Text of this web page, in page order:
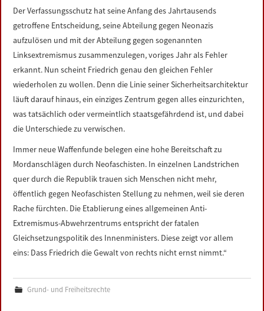
LINKS
DATENSCHUTZERKLÄRUNG
IMPRESSUM
Der Verfassungsschutz hat seine Anfang des Jahrtausends
getroffene Entscheidung, seine Abteilung gegen Neonazis
aufzulösen und mit der Abteilung gegen sogenannten
Linksextremismus zusammenzulegen, voriges Jahr als Fehler
erkannt. Nun scheint Friedrich genau den gleichen Fehler
wiederholen zu wollen. Denn die Linie seiner Sicherheitsarchitektur
läuft darauf hinaus, ein einziges Zentrum gegen alles einzurichten,
was tatsächlich oder vermeintlich staatsgefährdend ist, und dabei
die Unterschiede zu verwischen.
Immer neue Waffenfunde belegen eine hohe Bereitschaft zu
Mordanschlägen durch Neofaschisten. In einzelnen Landstrichen
quer durch die Republik trauen sich Menschen nicht mehr,
öffentlich gegen Neofaschisten Stellung zu nehmen, weil sie deren
Rache fürchten. Die Etablierung eines allgemeinen Anti-
Extremismus-Abwehrzentrums entspricht der fatalen
Gleichsetzungspolitik des Innenministers. Diese zeigt vor allem
eins: Dass Friedrich die Gewalt von rechts nicht ernst nimmt.“
Grund- und Freiheitsrechte